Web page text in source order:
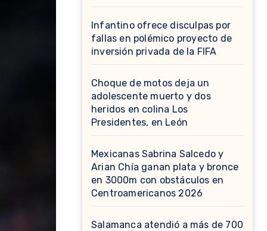
Infantino ofrece disculpas por
fallas en polémico proyecto de
inversión privada de la FIFA
Choque de motos deja un
adolescente muerto y dos
heridos en colina Los
Presidentes, en León
Mexicanas Sabrina Salcedo y
Arian Chía ganan plata y bronce
en 3000m con obstáculos en
Centroamericanos 2026
Salamanca atendió a más de 700